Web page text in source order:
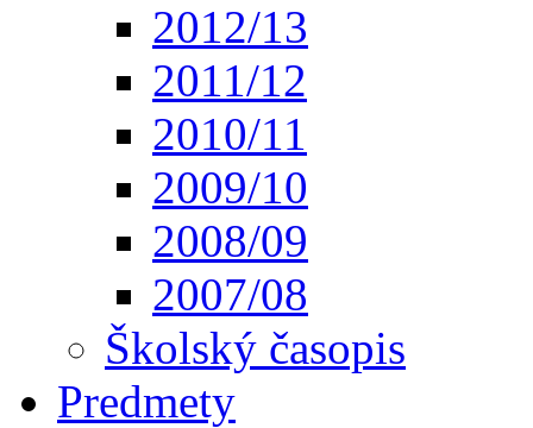
2012/13
2011/12
2010/11
2009/10
2008/09
2007/08
Školský časopis
Predmety